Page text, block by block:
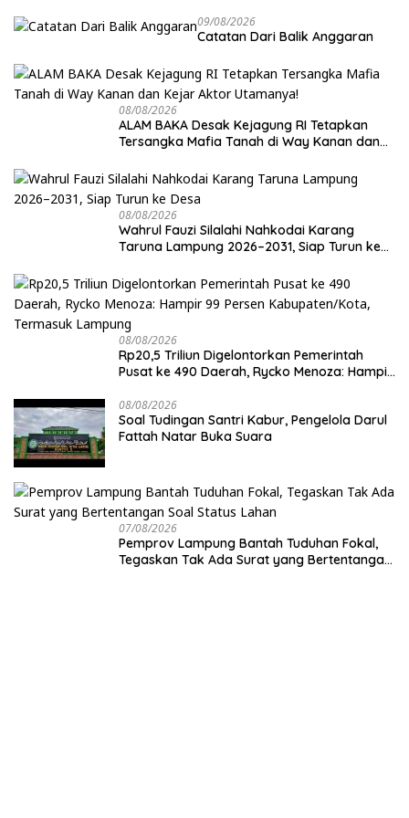
09/08/2026
Catatan Dari Balik Anggaran
08/08/2026
ALAM BAKA Desak Kejagung RI Tetapkan
Tersangka Mafia Tanah di Way Kanan dan
08/08/2026
Wahrul Fauzi Silalahi Nahkodai Karang
Taruna Lampung 2026–2031, Siap Turun ke
08/08/2026
Rp20,5 Triliun Digelontorkan Pemerintah
Pusat ke 490 Daerah, Rycko Menoza: Hampir
Lampung
08/08/2026
Soal Tudingan Santri Kabur, Pengelola Darul
Fattah Natar Buka Suara
07/08/2026
Pemprov Lampung Bantah Tuduhan Fokal,
Tegaskan Tak Ada Surat yang Bertentangan